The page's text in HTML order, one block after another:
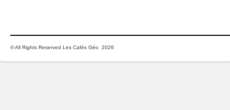
© All Rights Reserved Les Cafés Géo 2026